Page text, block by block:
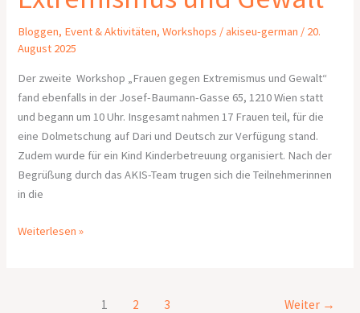
Bloggen, Event & Aktivitäten,Workshops /akiseu-german / 20.
August 2025
Der zweite Workshop „Frauen gegen Extremismus und Gewalt“
fand ebenfalls in der Josef-Baumann-Gasse 65, 1210 Wien statt
und begann um 10 Uhr. Insgesamt nahmen 17 Frauen teil, für die
eine Dolmetschung auf Dari und Deutsch zur Verfügung stand.
Zudem wurde für ein Kind Kinderbetreuung organisiert. Nach der
Begrüßung durch das AKIS-Team trugen sich die Teilnehmerinnen
in die
Weiterlesen »
1 2 3 Weiter →